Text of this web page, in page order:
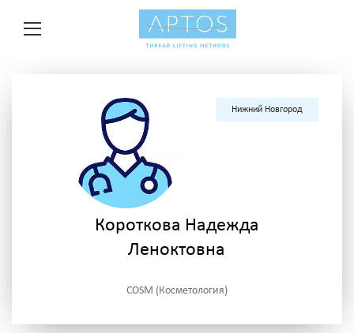
Нижний Новгород
Короткова Надежда
Леноктовна
COSM (Косметология)